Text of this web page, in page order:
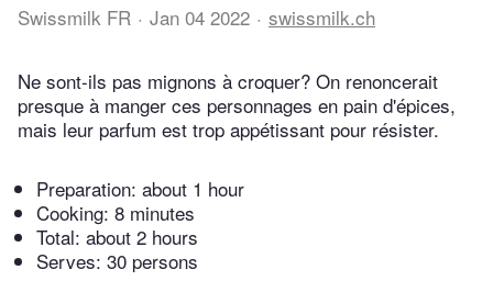
Swissmilk FR Jan 04 2022 swissmilk.ch
Ne sont-ils pas mignons à croquer? On renoncerait
presque à manger ces personnages en pain d'épices,
mais leur parfum est trop appétissant pour résister.
Preparation: about 1 hour
Cooking: 8 minutes
Total: about 2 hours
Serves: 30 persons